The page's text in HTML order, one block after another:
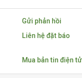
Gửi phản hồi
Liên hệ đặt báo
Mua bản tin điện tử